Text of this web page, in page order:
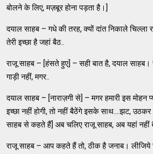
बोलने के लिए, मज़बूर होना पड़ता है।]
दयाल साहब – गधे की तरह, क्यों दांत निकाले चिल्ला
तेरी इच्छा है जहां बैठ..
राजू साहब – [हंसते हुए] – सही बात है, दयाल
गाड़ी नहीं, मगर..
दयाल साहब – [नाराज़गी से] – मगर हमारी इस मोहन
इच्छा नहीं होगी, तो नहीं बैठेंगे इसके साथ....झट,
साहब से कहते हैं] अब चलिए राजू साहब, अब यहां नहीं
राजू साहब – आप कहते हैं तो, ठीक है जनाब। लीजिये